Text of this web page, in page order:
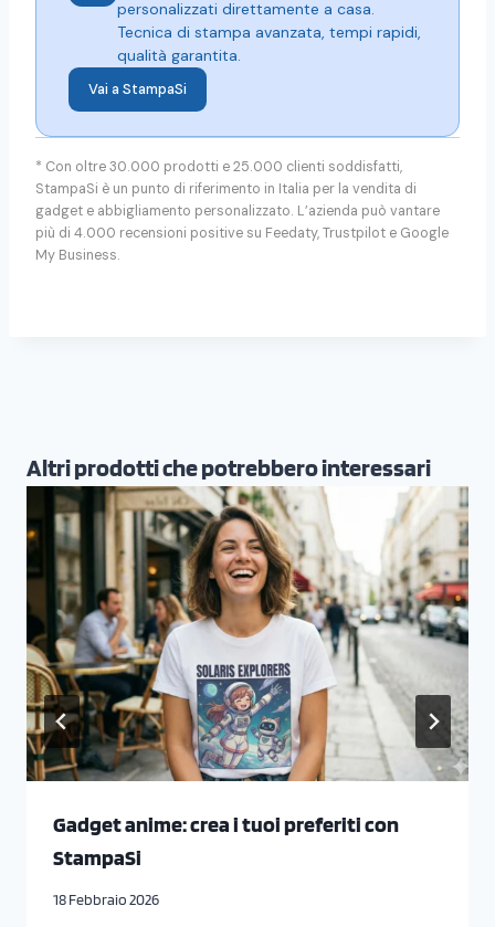
direttamente con il tuo team.
personalizzati direttamente a casa.
Tecnica di stampa avanzata, tempi rapidi,
qualità garantita.
Vai a StampaSi
* Con oltre 30.000 prodotti e 25.000 clienti soddisfatti,
StampaSi è un punto di riferimento in Italia per la vendita di
gadget e abbigliamento personalizzato. L’azienda può vantare
più di 4.000 recensioni positive su Feedaty, Trustpilot e Google
My Business.
Altri prodotti che potrebbero interessari
Gadget anime: crea i tuoi preferiti con
StampaSi
18 Febbraio 2026